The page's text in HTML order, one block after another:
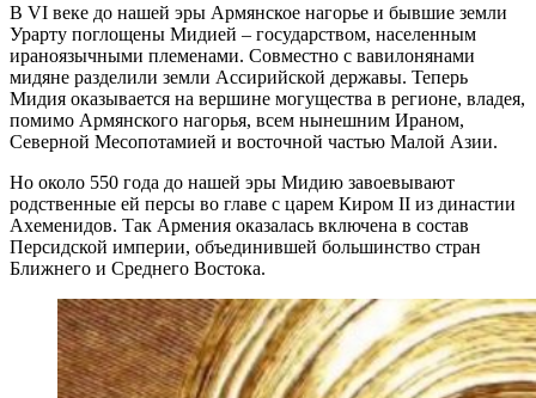
В VI веке до нашей эры Армянское нагорье и бывшие земли
Урарту поглощены Мидией – государством, населенным
ираноязычными племенами. Совместно с вавилонянами
мидяне разделили земли Ассирийской державы. Теперь
Мидия оказывается на вершине могущества в регионе, владея,
помимо Армянского нагорья, всем нынешним Ираном,
Северной Месопотамией и восточной частью Малой Азии.
Но около 550 года до нашей эры Мидию завоевывают
родственные ей персы во главе с царем Киром II из династии
Ахеменидов. Так Армения оказалась включена в состав
Персидской империи, объединившей большинство стран
Ближнего и Среднего Востока.